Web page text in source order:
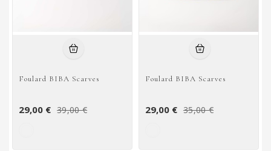
Foulard BIBA Scarves
29,00 € 39,00 €
Foulard BIBA Scarves
29,00 € 35,00 €